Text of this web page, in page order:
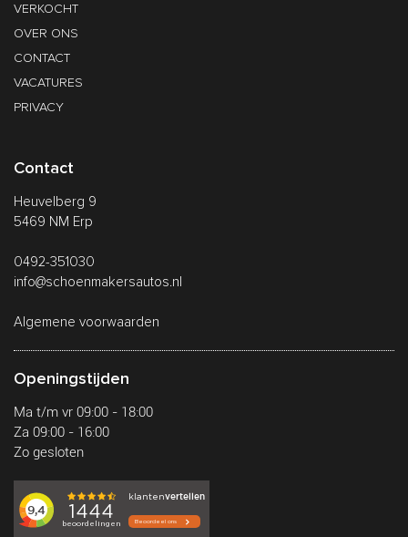
VERKOCHT
OVER ONS
CONTACT
VACATURES
PRIVACY
Contact
Heuvelberg 9
5469 NM Erp
0492-351030
info@schoenmakersautos.nl
Algemene voorwaarden
Openingstijden
Ma t/m vr 09:00 - 18:00
Za 09:00 - 16:00
Zo gesloten